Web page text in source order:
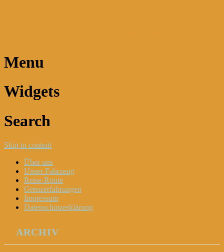
Menu
Widgets
Search
Skip to content
Über uns
Unser Fahrzeug
Reise-Route
Grenzerfahrungen
Impressum
Datenschutzerklärung
ARCHIV